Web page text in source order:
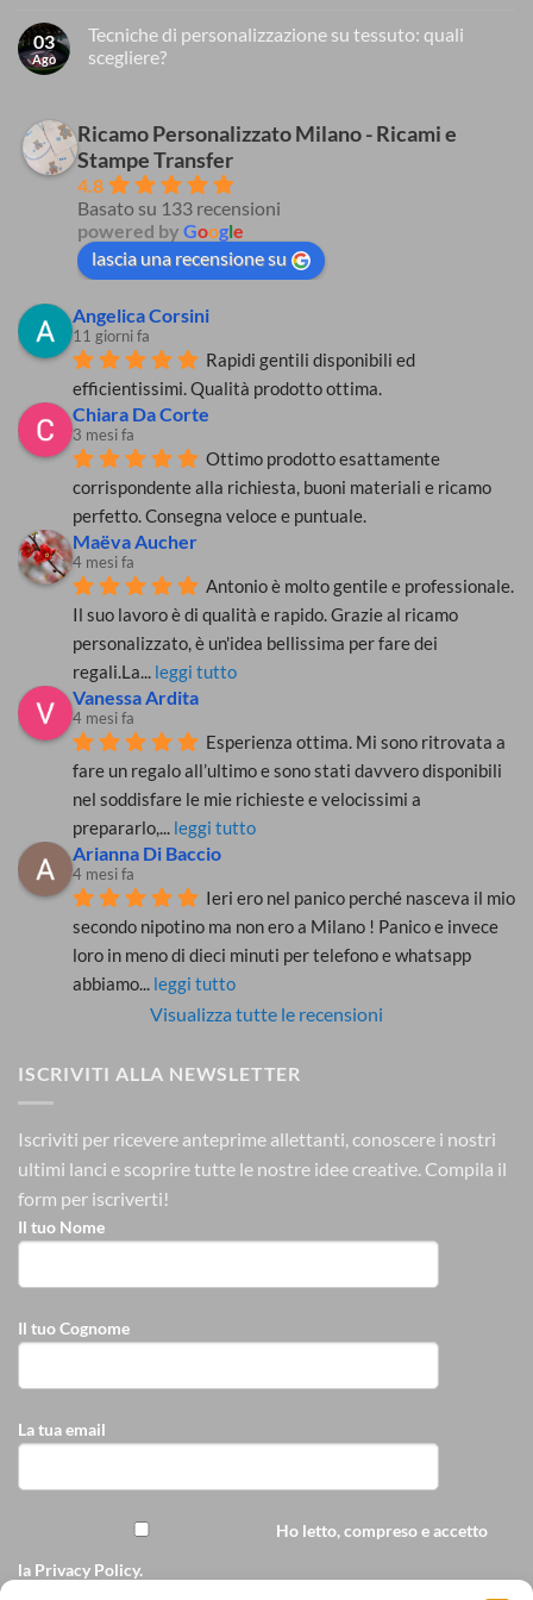
accessori
il
rischio
di
contagio
da
coronavirus
su
Mascherine
in
chirurgiche
e
dispositivi
protezione
individuale
(DPI)
obbligatori:
come
rispettare
le
anti
coronavirus?
03
Ago
Tecniche di personalizzazione su tessuto: quali
scegliere?
Tecniche
di
personalizzazione
tessuto:
quali
scegliere?
Ricamo Personalizzato Milano - Ricami e
Stampe Transfer
4.8
Basato su 133 recensioni
powered by Google
lascia una recensione su
Angelica Corsini
11 giorni fa
Rapidi gentili disponibili ed
efficientissimi. Qualità prodotto ottima.
Chiara Da Corte
3 mesi fa
Ottimo prodotto esattamente
corrispondente alla richiesta, buoni materiali e ricamo
perfetto. Consegna veloce e puntuale.
Maëva Aucher
4 mesi fa
Antonio è molto gentile e professionale.
Il suo lavoro è di qualità e rapido. Grazie al ricamo
personalizzato, è un'idea bellissima per fare dei
regali.La... leggi tutto
Vanessa Ardita
4 mesi fa
Esperienza ottima. Mi sono ritrovata a
fare un regalo all’ultimo e sono stati davvero disponibili
nel soddisfare le mie richieste e velocissimi a
prepararlo,... leggi tutto
Arianna Di Baccio
4 mesi fa
Ieri ero nel panico perché nasceva il mio
secondo nipotino ma non ero a Milano ! Panico e invece
loro in meno di dieci minuti per telefono e whatsapp
abbiamo... leggi tutto
Visualizza tutte le recensioni
ISCRIVITI ALLA NEWSLETTER
Iscriviti per ricevere anteprime allettanti, conoscere i nostri
ultimi lanci e scoprire tutte le nostre idee creative. Compila il
form per iscriverti!
Il tuo Nome
Il tuo Cognome
La tua email
Ho letto, compreso e accetto
la Privacy Policy.